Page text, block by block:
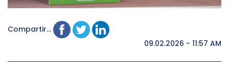
Compartir...
09.02.2026 - 11:57 AM